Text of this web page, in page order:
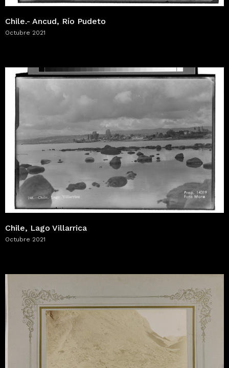
Chile.- Ancud, Río Pudeto
Octubre 2021
Chile, Lago Villarrica
Octubre 2021